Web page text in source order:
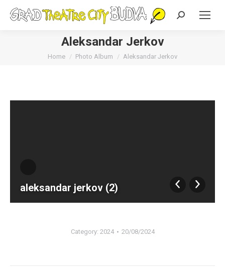
Search:
Aleksandar Jerkov
You are here:
Home Photo Album Aleksandar Jerkov
aleksandar jerkov (2)
Category: 2024 20/08/2024